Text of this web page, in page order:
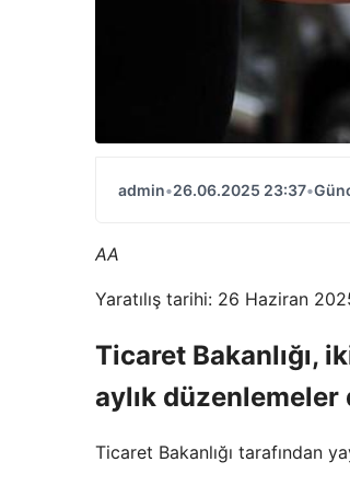
admin•26.06.2025 23:37•
AA
Yaratılış tarihi: 26 Haziran
Ticaret Bakanlığı,
aylık
Ticaret Bakanlığı tarafından